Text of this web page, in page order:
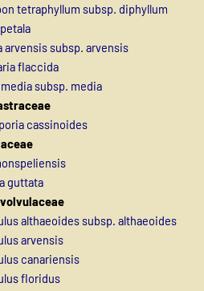
tetraphyllum subsp. diphyllum
arvensis subsp. arvensis
flaccida
subsp. media
cassinoides
guttata
althaeoides subsp. althaeoides
arvensis
canariensis
floridus